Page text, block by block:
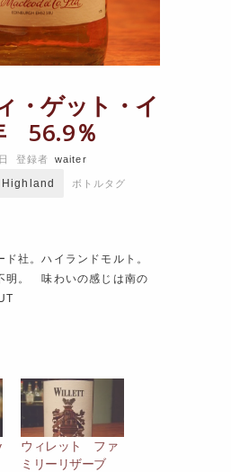
・ゲット・イ
56.9％
登録者 waiter
Highland ボトルタグ
社。ハイランドモルト。
明。 味わいの感じは南の
ウィレット ファ
ミリーリザーブ